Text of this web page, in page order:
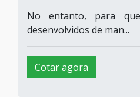
No entanto, para
desenvolvidos de man...
Cotar agora